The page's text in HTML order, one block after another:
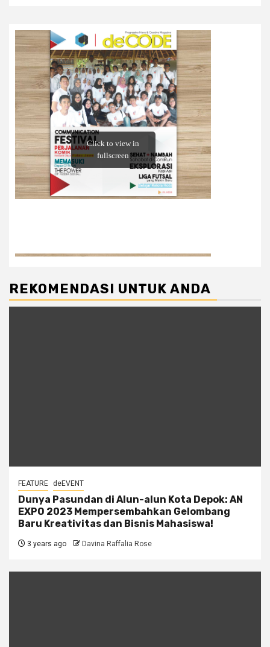
REKOMENDASI UNTUK ANDA
FEATURE deEVENT
Dunya Pasundan di Alun-alun Kota Depok: AN
EXPO 2023 Mempersembahkan Gelombang
Baru Kreativitas dan Bisnis Mahasiswa!
3 years ago Davina Raffalia Rose